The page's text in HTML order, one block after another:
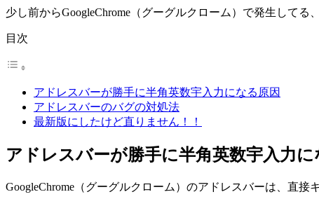
少し前からGoogleChrome（グーグルクローム）で発生して
目次
アドレスバーが勝手に半角英数宇入力になる原因
アドレスバーのバグの対処法
最新版にしたけど直りません！！
アドレスバーが勝手に半角英数宇入力に
GoogleChrome（グーグルクローム）のアドレスバーは、直接